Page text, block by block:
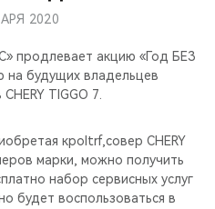
2020
продлевает акцию «Год БЕЗ
на будущих владельцев
TIGGO 7.
кроltrf,совер CHERY
марки, можно получить
набор сервисных услуг
будет воспользоваться в